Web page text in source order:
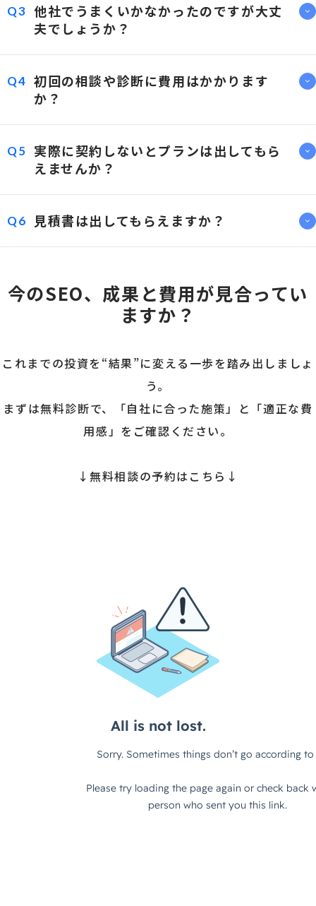
Q3 他社でうまくいかなかったのですが大丈
夫でしょうか？
Q4 初回の相談や診断に費用はかかります
か？
Q5
実際に契約しないとプランは出してもら
えませんか？
Q6 見積書は出してもらえますか？
今のSEO、成果と費用が見合ってい
ますか？
これまでの投資を“結果”に変える一歩を踏み出しましょ
う。
まずは無料診断で、「自社に合った施策」と「適正な費
用感」をご確認ください。
↓無料相談の予約はこちら↓